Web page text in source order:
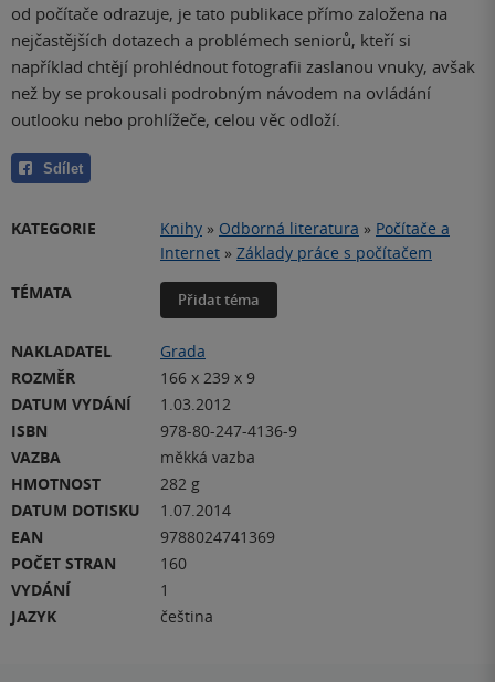
od počítače odrazuje, je tato publikace přímo založena na
nejčastějších dotazech a problémech seniorů, kteří si
například chtějí prohlédnout fotografii zaslanou vnuky, avšak
než by se prokousali podrobným návodem na ovládání
outlooku nebo prohlížeče, celou věc odloží.
Sdílet
KATEGORIE Knihy » Odborná literatura » Počítače a
Internet » Základy práce s počítačem
TÉMATA
Přidat téma
NAKLADATEL
Grada
ROZMĚR
166 x 239 x 9
DATUM VYDÁNÍ
1.03.2012
ISBN
978-80-247-4136-9
VAZBA
měkká vazba
HMOTNOST
282 g
DATUM DOTISKU
1.07.2014
EAN
9788024741369
POČET STRAN
160
VYDÁNÍ
1
JAZYK
čeština